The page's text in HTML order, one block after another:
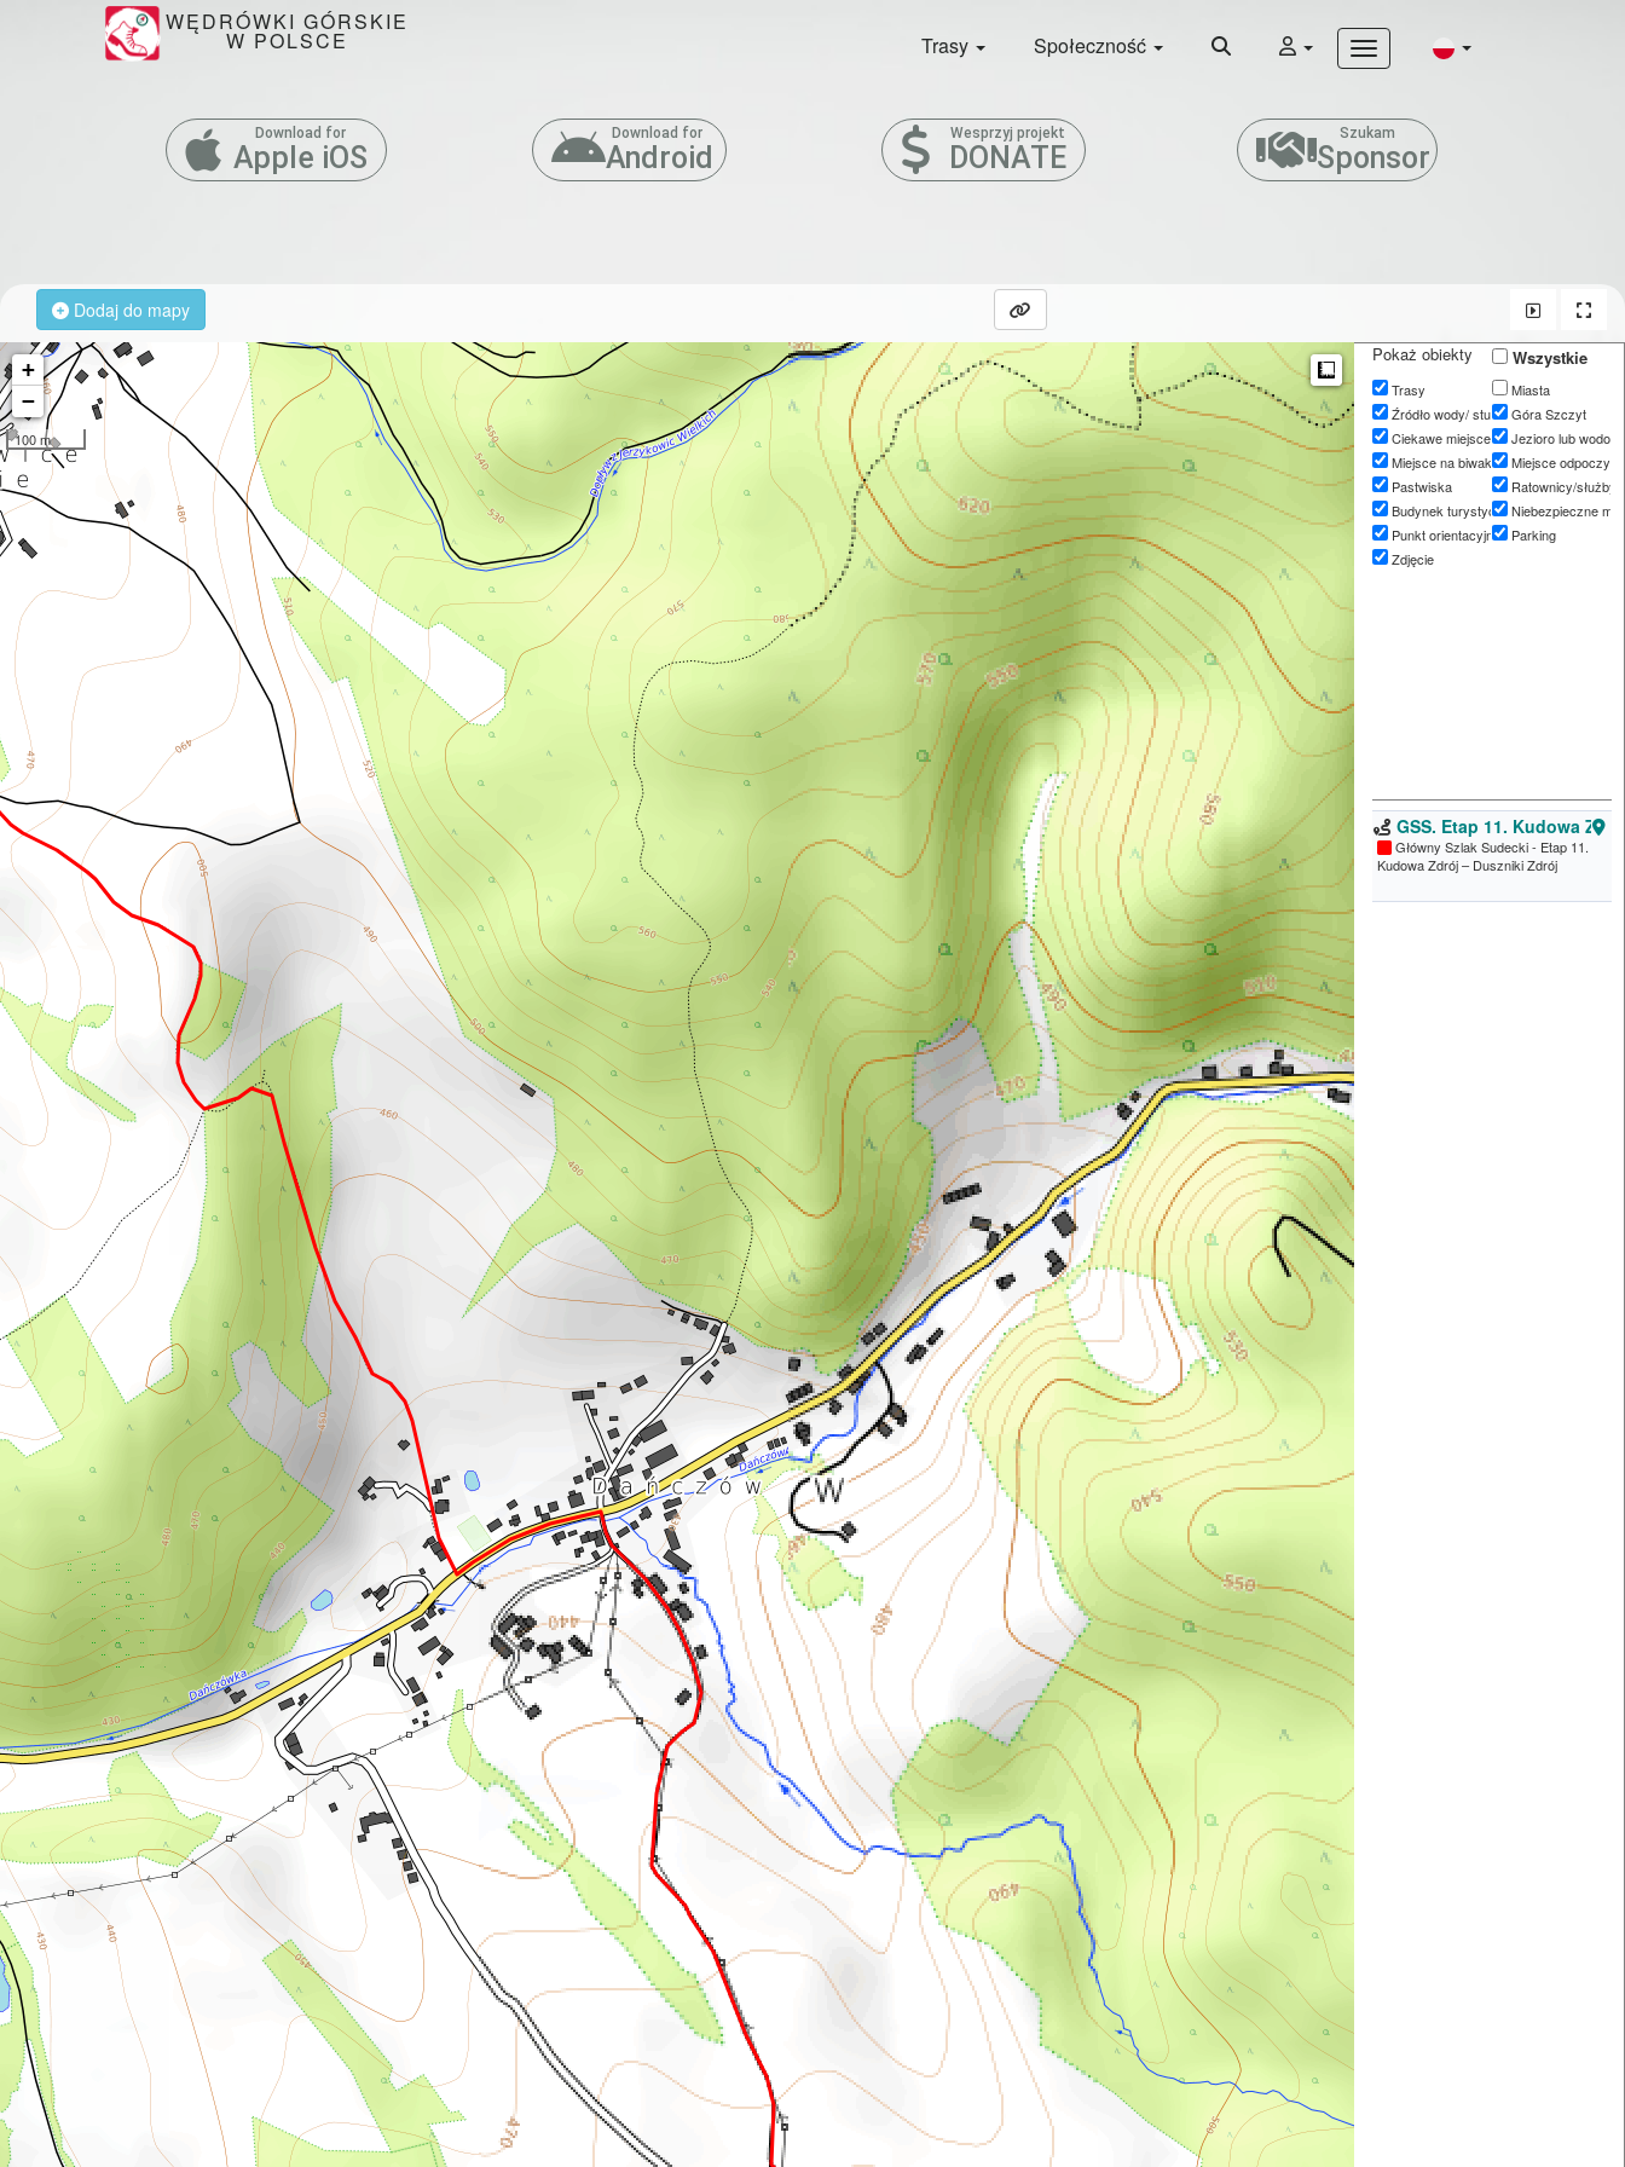
WĘDRÓWKI GÓRSKIE
W POLSCE Trasy Społeczność
Download for
Apple iOS
Download for
Android
Wesprzyj projekt
DONATE
Szukam
Sponsor
Dodaj do mapy
+
−
100 m
Pokaż obiekty
Trasy
Źródło wody/ studnia
Ciekawe miejsce
Miejsce na biwak
Pastwiska
Budynek turystyczny
Punkt orientacyjny/punkt orientacyjny
Zdjęcie
Wszystkie
Miasta
Góra Szczyt
Jezioro lub
Miejsce
Ratownicy/służby
Niebezpieczne
Parking
GSS. Etap 11. Kudowa
Główny Szlak Sudecki - Etap 11.
Kudowa Zdrój – Duszniki Zdrój